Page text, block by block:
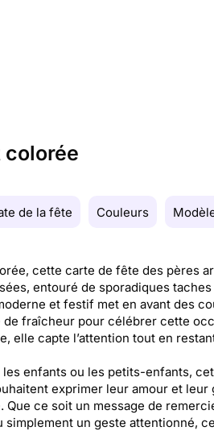
colorée
de la fête Couleurs
cette carte de fête des pères
entouré de sporadiques
et festif met en avant des
de fraîcheur pour célébrer cette
elle capte l’attention tout en
les enfants ou les petits-enfants,
exprimer leur amour et
Que ce soit un message de
simplement un geste attentionné,